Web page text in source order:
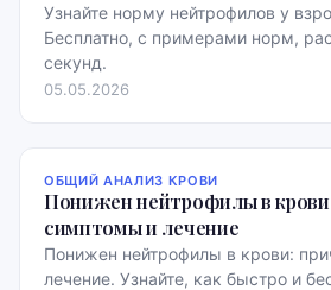
Узнайте норму нейтрофилов у
Бесплатно, с примерами норм,
секунд.
05.05.2026
ОБЩИЙ АНАЛИЗ КРОВИ
Понижен нейтрофилы в
симптомы и лечение
Понижен нейтрофилы в крови:
лечение. Узнайте, как быстро и